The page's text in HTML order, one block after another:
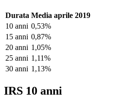
Durata Media aprile 2019
10 anni 0,53%
15 anni 0,87%
20 anni 1,05%
25 anni 1,11%
30 anni 1,13%
IRS 10 anni